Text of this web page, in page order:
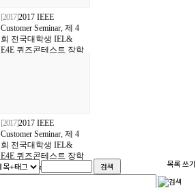
[2017]2017 IEEE
Customer Seminar, 제 4
회 전국대학생 IEL&
E4E 퀴즈콘테스트 장학
[2017]2017 IEEE
Customer Seminar, 제 4
회 전국대학생 IEL&
E4E 퀴즈콘테스트 장학
금시상식 & "흙수저 에
디슨"출판 기념식
목록 쓰기